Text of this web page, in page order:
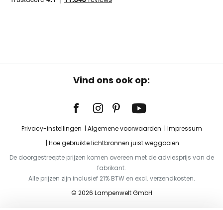
Vind ons ook op:
Privacy-instellingen Algemene voorwaarden
Impressum
Hoe gebruikte lichtbronnen juist weggooien
De doorgestreepte prijzen komen overeen met de adviesprijs van de
fabrikant.
Alle prijzen zijn inclusief 21% BTW en excl. verzendkosten.
© 2026 Lampenwelt GmbH